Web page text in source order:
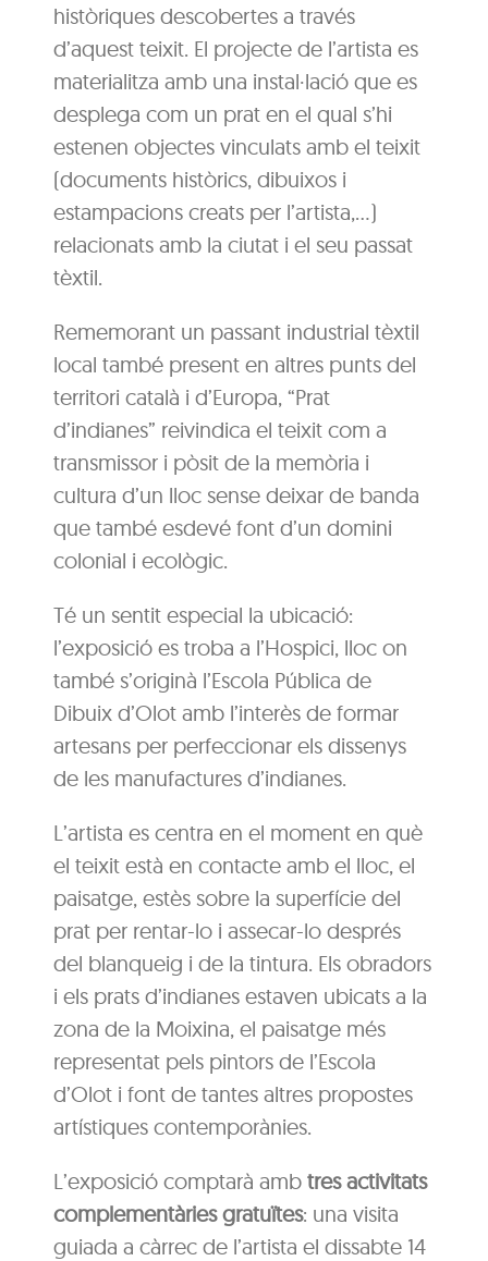
històriques descobertes a través
d’aquest teixit. El projecte de l’artista es
materialitza amb una instal·lació que es
desplega com un prat en el qual s’hi
estenen objectes vinculats amb el teixit
(documents històrics, dibuixos i
estampacions creats per l’artista,…)
relacionats amb la ciutat i el seu passat
tèxtil.
Rememorant un passant industrial tèxtil
local també present en altres punts del
territori català i d’Europa, “Prat
d’indianes” reivindica el teixit com a
transmissor i pòsit de la memòria i
cultura d’un lloc sense deixar de banda
que també esdevé font d’un domini
colonial i ecològic.
Té un sentit especial la ubicació:
l’exposició es troba a l’Hospici, lloc on
també s’originà l’Escola Pública de
Dibuix d’Olot amb l’interès de formar
artesans per perfeccionar els dissenys
de les manufactures d’indianes.
L’artista es centra en el moment en què
el teixit està en contacte amb el lloc, el
paisatge, estès sobre la superfície del
prat per rentar-lo i assecar-lo després
del blanqueig i de la tintura. Els obradors
i els prats d’indianes estaven ubicats a la
zona de la Moixina, el paisatge més
representat pels pintors de l’Escola
d’Olot i font de tantes altres propostes
artístiques contemporànies.
L’exposició comptarà ambtres activitats
complementàries gratuïtes: una visita
guiada a càrrec de l’artista el dissabte 14